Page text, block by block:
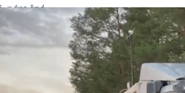
náročné.